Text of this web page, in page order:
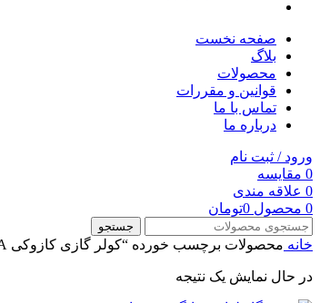
صفحه نخست
بلاگ
محصولات
قوانین و مقررات
تماس با ما
درباره ما
ورود / ثبت نام
0 مقایسه
0 علاقه مندی
0 محصول 0تومان
جستجو
خانه محصولات برچسب خورده “کولر گازی کازوکی 18000A.کولر گازی 18 هزار کازوکی مدل IAC-18CH/XA/AA/ID”
در حال نمایش یک نتیجه